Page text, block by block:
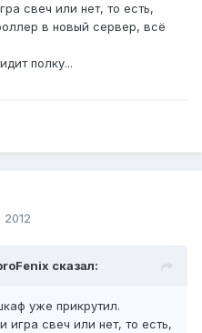
свеч или нет, то есть,
в новый сервер, всё
полку...
2012
сказал:
уже прикрутил.
игра свеч или нет, то есть,